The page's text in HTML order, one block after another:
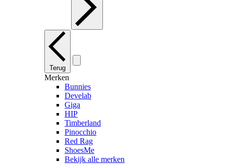
Terug
Merken
Bunnies
Develab
Giga
HIP
Timberland
Pinocchio
Red Rag
ShoesMe
Bekijk alle merken